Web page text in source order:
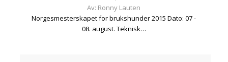
Av: Ronny Lauten
Norgesmesterskapet for brukshunder 2015 Dato: 07 -
08. august. Teknisk…